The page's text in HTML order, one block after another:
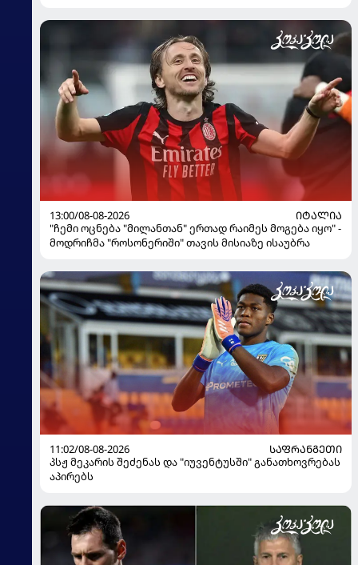
13:00/08-08-2026
ᲘᲢᲐᲚᲘᲐ
"ჩემი ოცნება "მილანთან" ერთად რაიმეს მოგება იყო" -
მოდრიჩმა "როსონერიში" თავის მისიაზე ისაუბრა
11:02/08-08-2026
ᲡᲐᲤᲠᲐᲜᲒᲔᲗᲘ
პსჟ მეკარის შეძენას და "იუვენტუსში" განათხოვრებას
აპირებს